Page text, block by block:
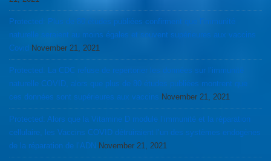
Protected: Plus de 80 études publiées confirment que l’immunité
naturelle seraient au moins égales et souvent supérieures aux vaccins
Covid November 21, 2021
Protected: La CDC refuse de repertorier les données sur l’immunité
naturelle COVID, alors que plus de 80 études publiées montrent que
ces données sont supérieures aux vaccins November 21, 2021
Protected: Alors que la Vitamine D module l’immunité et la réparation
cellulaire, les Vaccins COVID détruiraient l’un des systèmes endogènes
de la réparation de l’ADN November 21, 2021